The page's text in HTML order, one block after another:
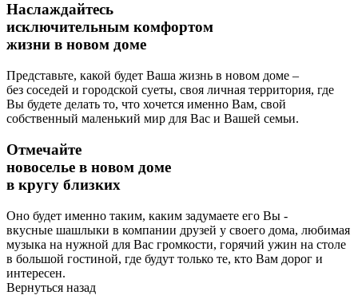
Наслаждайтесь
исключительным комфортом
жизни в новом доме
Представьте, какой будет Ваша жизнь в новом доме –
без соседей и городской суеты, своя личная территория, где
Вы будете делать то, что хочется именно Вам, свой
собственный маленький мир для Вас и Вашей семьи.
Отмечайте
новоселье в новом доме
в кругу близких
Оно будет именно таким, каким задумаете его Вы -
вкусные шашлыки в компании друзей у своего дома, любимая
музыка на нужной для Вас громкости, горячий ужин на столе
в большой гостиной, где будут только те, кто Вам дорог и
интересен.
Вернуться назад